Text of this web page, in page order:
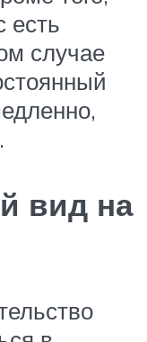
есть
случае
вид на